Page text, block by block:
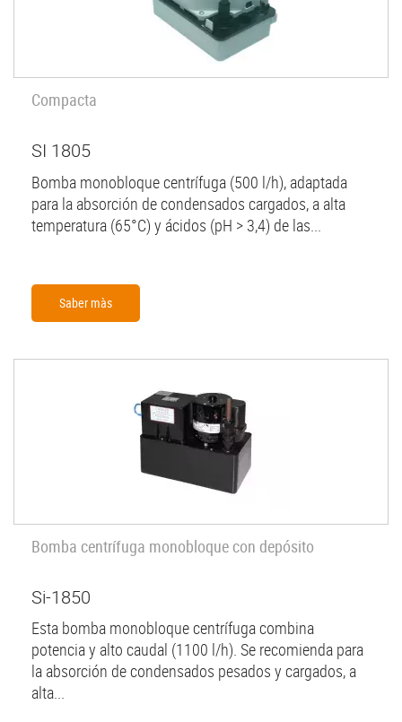
Compacta
SI 1805
Bomba monobloque centrífuga (500 l/h), adaptada
para la absorción de condensados cargados, a alta
temperatura (65°C) y ácidos (pH > 3,4) de las...
Saber màs
Bomba centrífuga monobloque con depósito
Si-1850
Esta bomba monobloque centrífuga combina
potencia y alto caudal (1100 l/h). Se recomienda para
la absorción de condensados pesados y cargados, a
alta...